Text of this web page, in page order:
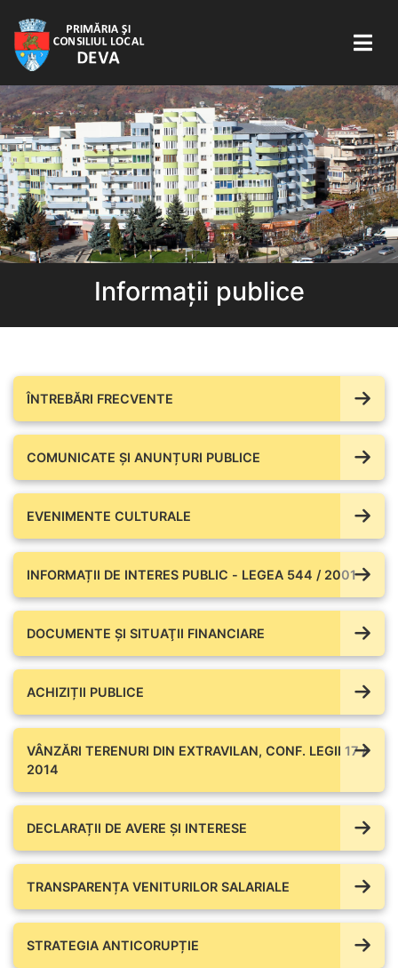
Informații publice
ÎNTREBĂRI FRECVENTE
COMUNICATE ŞI ANUNȚURI PUBLICE
EVENIMENTE CULTURALE
INFORMAȚII DE INTERES PUBLIC - LEGEA 544 / 2001
DOCUMENTE ŞI SITUAŢII FINANCIARE
ACHIZIȚII PUBLICE
VÂNZĂRI TERENURI DIN EXTRAVILAN, CONF. LEGII 17 /
2014
DECLARAȚII DE AVERE ŞI INTERESE
TRANSPARENȚA VENITURILOR SALARIALE
STRATEGIA ANTICORUPȚIE